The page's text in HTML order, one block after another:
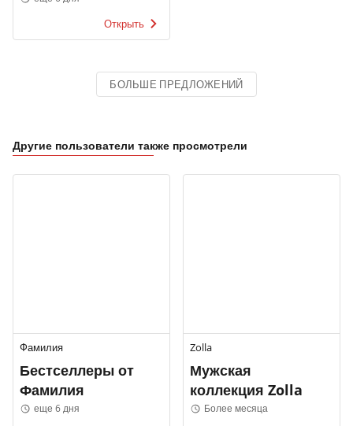
Открыть
БОЛЬШЕ ПРЕДЛОЖЕНИЙ
Другие пользователи также просмотрели
Фамилия
Бестселлеры от
Фамилия
еще 6 дня
Zolla
Мужская
коллекция Zolla
Более месяца